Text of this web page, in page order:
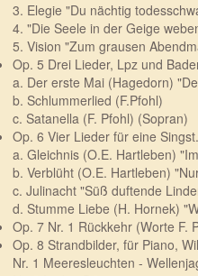
3. Elegie "Du nächtig
4. "Die Seele in der Geige
5. Vision "Zum grausen
Op. 5 Drei Lieder, Lpz und
a. Der erste Mai (Hagedorn)
b. Schlummerlied (F.Pfohl)
c. Satanella (F. Pfohl) (Sopran)
Op. 6 Vier Lieder für eine
a. Gleichnis (O.E. Hartleben)
b. Verblüht (O.E. Hartleben)
c. Julinacht "Süß duftende
d. Stumme Liebe (H. Hornek)
Op. 7 Nr. 1 Rückkehr (Worte F.
Op. 8 Strandbilder, für Piano,
Nr. 1 Meeresleuchten -